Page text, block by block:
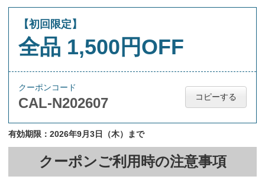
【初回限定】
全品 1,500円OFF
クーポンコード
CAL-N202607 コピーする
有効期限：2026年9月3日（木）まで
クーポンご利用時の注意事項